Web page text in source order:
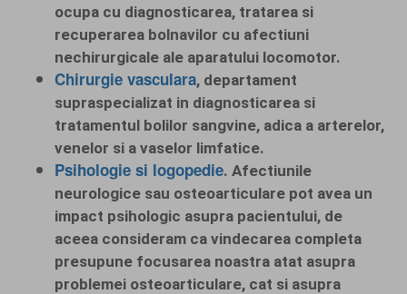
ocupa cu diagnosticarea, tratarea si
recuperarea bolnavilor cu afectiuni
nechirurgicale ale aparatului locomotor.
Chirurgie vasculara, departament
supraspecializat in diagnosticarea si
tratamentul bolilor sangvine, adica a arterelor,
venelor si a vaselor limfatice.
Psihologie si logopedie. Afectiunile
neurologice sau osteoarticulare pot avea un
impact psihologic asupra pacientului, de
aceea consideram ca vindecarea completa
presupune focusarea noastra atat asupra
problemei osteoarticulare, cat si asupra